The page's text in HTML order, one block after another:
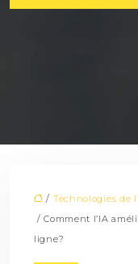
/ Technologies de
/ Comment l’IA
ligne?